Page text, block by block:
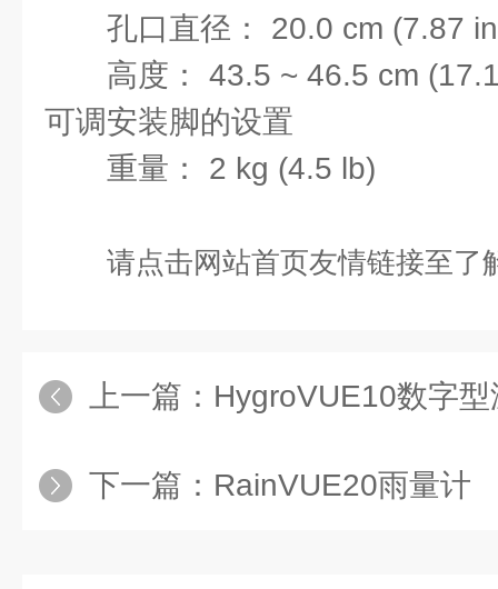
孔口直径： 20.0 cm (7.87
高度： 43.5 ~ 46.5 cm
可调安装脚的设置
重量： 2 kg (4.5 lb)
请点击网站首页友情链接至了
上一篇： HygroVUE10数字型温
下一篇： RainVUE20雨量计